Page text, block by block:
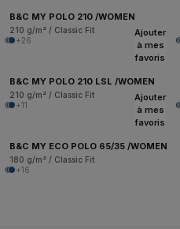
B&C MY POLO 210 /WOMEN
210 g/m² / Classic Fit
+26
Ajouter
à mes
favoris
B&C MY POLO 210 LSL /WOMEN
210 g/m² / Classic Fit
+11
Ajouter
à mes
favoris
B&C MY ECO POLO 65/35 /WOMEN
180 g/m² / Classic Fit
+16